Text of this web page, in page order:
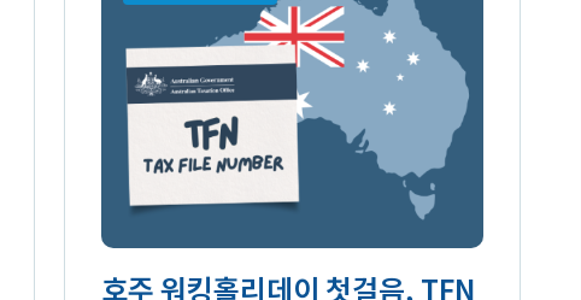
호주 워킹홀리데이 첫걸음, TFN